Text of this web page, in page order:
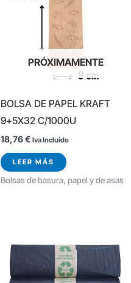
PRÓXIMAMENTE
BOLSA DE PAPEL KRAFT
9+5X32 C/1000U
18,76€ Iva Incluido
LEER MÁS
Bolsas de basura, papel y de asas